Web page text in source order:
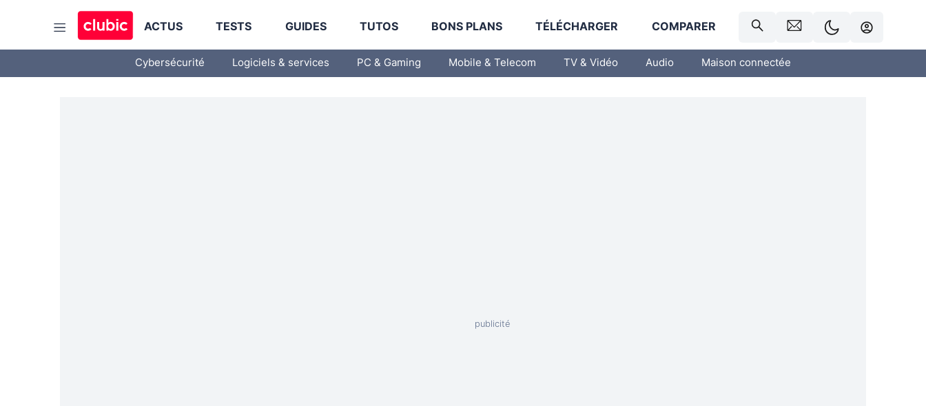
ACTUS TESTS GUIDES TUTOS BONS PLANS TÉLÉCHARGER COMPARER
Cybersécurité Logiciels & services PC & Gaming Mobile & Telecom TV & Vidéo Audio Maison connectée